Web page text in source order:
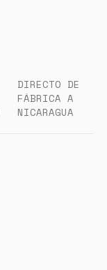
DIRECTO DE
FÁBRICA A
NICARAGUA